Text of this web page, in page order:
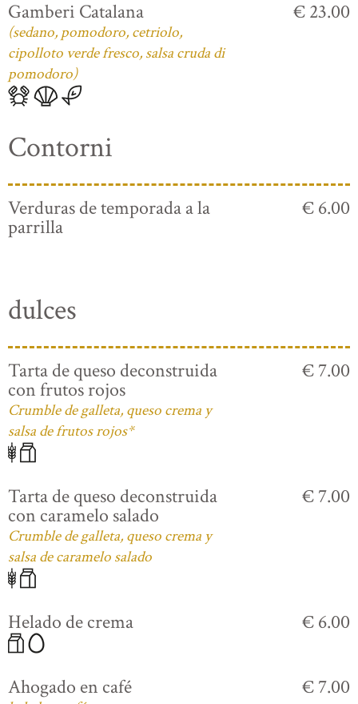
Gamberi Catalana
(sedano, pomodoro, cetriolo,
cipolloto verde fresco, salsa cruda di
pomodoro)
€ 23.00
Contorni
Verduras de temporada a la
parrilla
€ 6.00
dulces
Tarta de queso deconstruida
con frutos rojos
Crumble de galleta, queso crema y
salsa de frutos rojos*
€ 7.00
Tarta de queso deconstruida
con caramelo salado
Crumble de galleta, queso crema y
salsa de caramelo salado
€ 7.00
Helado de crema € 6.00
Ahogado en café € 7.00